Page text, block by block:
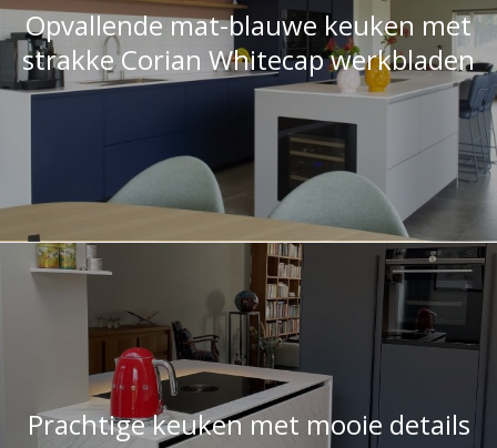
Prachtige keuken met mooie details
in CORA Carrara